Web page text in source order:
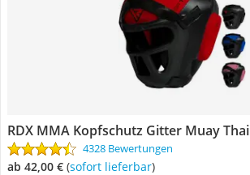
RDX MMA Kopfschutz Gitter Muay Thai
4328 Bewertungen
ab 42,00 € ( Sofort lieferbar)